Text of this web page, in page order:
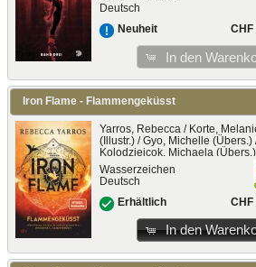
Deutsch
Neuheit
CHF
In den
Iron Flame - Flammengeküsst
Yarros, Rebecca / Korte,
(Illustr.) / Gyo, Michelle (Übers.)
Kolodziejcok, Michaela (Übers.)
Wasserzeichen
Deutsch
Erhältlich
CHF
In den